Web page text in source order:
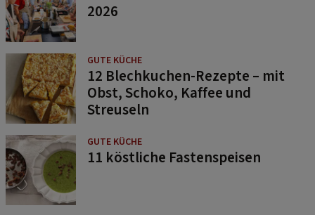
2026
GUTE KÜCHE
12 Blechkuchen-Rezepte – mit
Obst, Schoko, Kaffee und
Streuseln
GUTE KÜCHE
11 köstliche Fastenspeisen